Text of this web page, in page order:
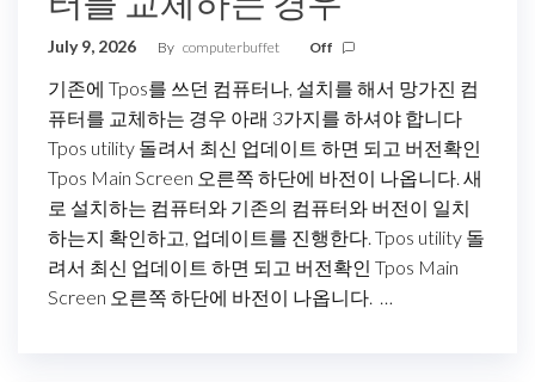
July 9, 2026 By computerbuffet Off
기존에 Tpos를 쓰던 컴퓨터나, 설치를 해서 망가진 컴
퓨터를 교체하는 경우 아래 3가지를 하셔야 합니다
Tpos utility 돌려서 최신 업데이트 하면 되고 버전확인
Tpos Main Screen 오른쪽 하단에 바전이 나옵니다. 새
로 설치하는 컴퓨터와 기존의 컴퓨터와 버전이 일치
하는지 확인하고, 업데이트를 진행한다. Tpos utility 돌
려서 최신 업데이트 하면 되고 버전확인 Tpos Main
Screen 오른쪽 하단에 바전이 나옵니다. …